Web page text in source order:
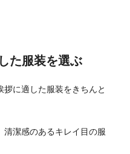
た服装を選ぶ
に適した服装をきちんと
清潔感のあるキレイ目の服